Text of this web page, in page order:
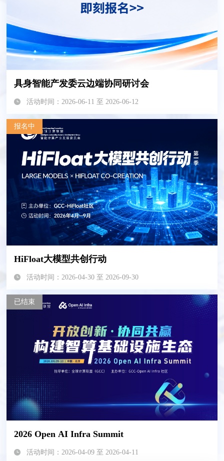
具身智能产发委云边端协同研讨会
活动时间：2026-06-11 至 2026-06-12
报名中
HiFloat大模型共创行动
活动时间：2026-04-30 至 2026-09-30
已结束
2026 Open AI Infra Summit
活动时间：2026-04-09 至 2026-04-11